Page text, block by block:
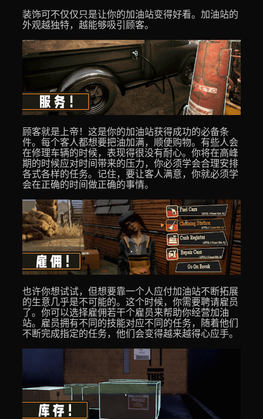
装饰可不仅仅只是让你的加油站变得好看。加油站的
外观越独特，越能够吸引顾客。
顾客就是上帝！这是你的加油站获得成功的必备条
件。每个客人都想要把油加满，顺便购物。有些人会
在修理车辆的时候，表现得很没有耐心。你将在高峰
期的时候应对时间带来的压力，你必须学会合理安排
各式各样的任务。记住，要让客人满意，你就必须学
会在正确的时间做正确的事情。
也许你想试试，但想要靠一个人应付加油站不断拓展
的生意几乎是不可能的。这个时候，你需要聘请雇员
了。你可以选择雇佣若干个雇员来帮助你经营加油
站。雇员拥有不同的技能对应不同的任务，随着他们
不断完成指定的任务，他们会变得越来越得心应手。